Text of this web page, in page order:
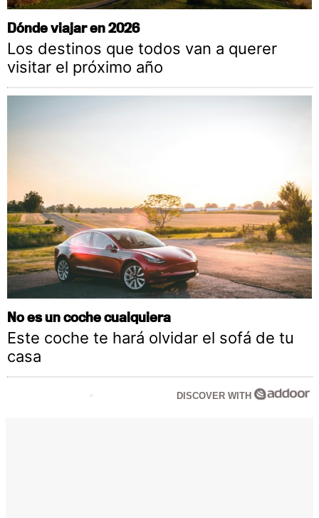
Dónde viajar en 2026
Los destinos que todos van a querer
visitar el próximo año
No es un coche cualquiera
Este coche te hará olvidar el sofá de tu
casa
DISCOVER WITH